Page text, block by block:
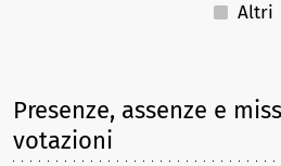
Altri
Presenze, assenze e
votazioni